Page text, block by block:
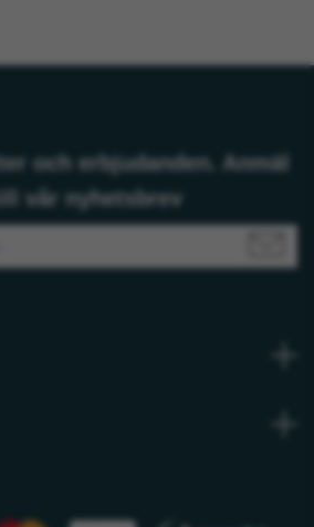
och erbjudanden. Anmäl
vår nyhetsbrev